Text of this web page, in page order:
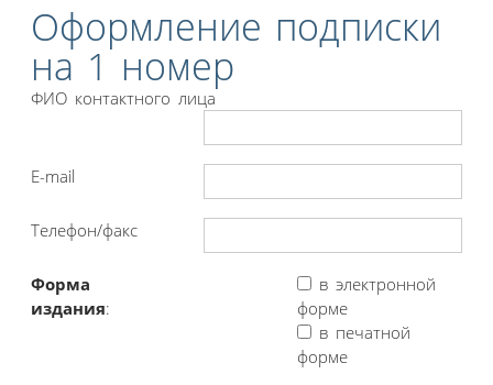
Оформление подписки
на 1 номер
ФИО контактного лица
E-mail
Телефон/факс
Форма
издания:
в электронной
форме
в печатной
форме